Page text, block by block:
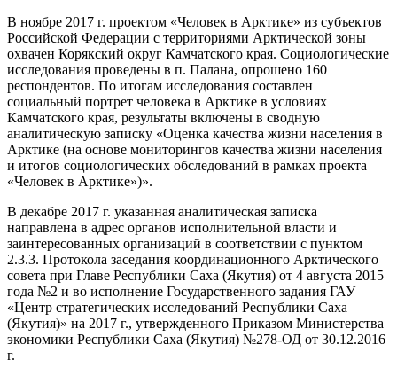
В ноябре 2017 г. проектом «Человек в Арктике» из субъектов
Российской Федерации с территориями Арктической зоны
охвачен Корякский округ Камчатского края. Социологические
исследования проведены в п. Палана, опрошено 160
респондентов. По итогам исследования составлен
социальный портрет человека в Арктике в условиях
Камчатского края, результаты включены в сводную
аналитическую записку «Оценка качества жизни населения в
Арктике (на основе мониторингов качества жизни населения
и итогов социологических обследований в рамках проекта
«Человек в Арктике»)».
В декабре 2017 г. указанная аналитическая записка
направлена в адрес органов исполнительной власти и
заинтересованных организаций в соответствии с пунктом
2.3.3. Протокола заседания координационного Арктического
совета при Главе Республики Саха (Якутия) от 4 августа 2015
года №2 и во исполнение Государственного задания ГАУ
«Центр стратегических исследований Республики Саха
(Якутия)» на 2017 г., утвержденного Приказом Министерства
экономики Республики Саха (Якутия) №278-ОД от 30.12.2016
г.